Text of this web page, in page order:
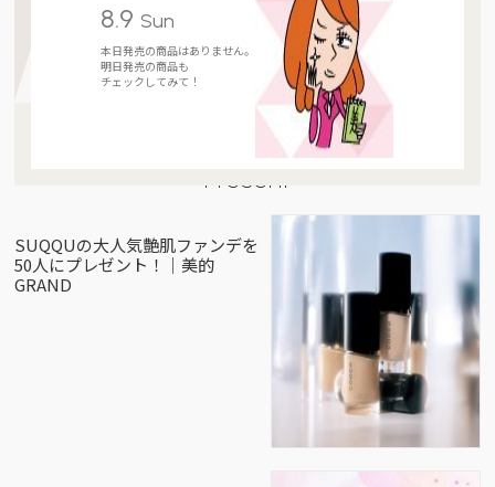
8.9 Sun
本日発売の商品はありません。
明日発売の商品も
チェックしてみて！
Present
SUQQUの大人気艶肌ファンデを
50人にプレゼント！｜美的
GRAND